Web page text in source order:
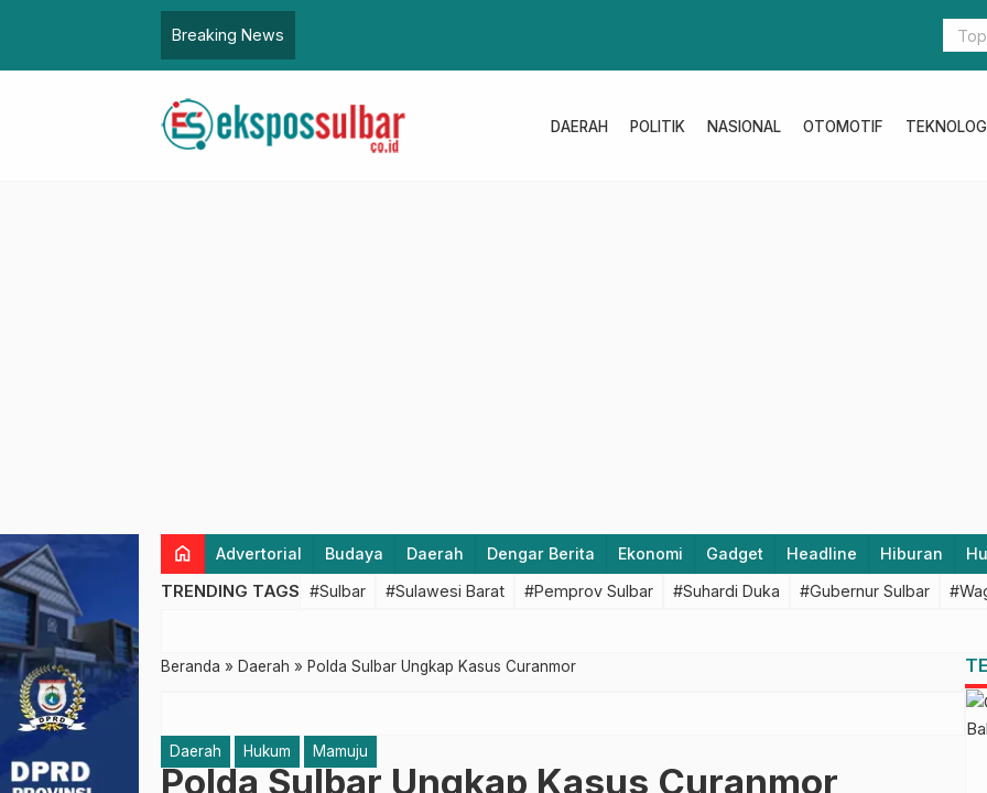
Breaking News
DAERAH POLITIK NASIONAL OTOMOTIF
home Advertorial Budaya Daerah Dengar Berita Ekonomi Gadget Headline Hiburan
TRENDING TAGS #Sulbar #Sulawesi Barat #Pemprov Sulbar #Suhardi Duka #Gubernur Sulbar
Beranda » Daerah » Polda Sulbar Ungkap Kasus Curanmor
Daerah Hukum Mamuju
Polda Sulbar Ungkap Kasus Curanmor